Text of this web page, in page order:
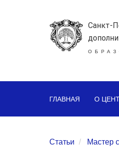
Санкт-
ГЛАВНАЯ О
Статьи Мастер